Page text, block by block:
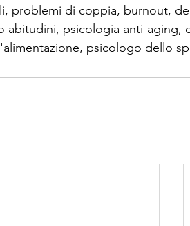
problemi di coppia, burnout,
abitudini, psicologia anti-aging,
psicologo dello